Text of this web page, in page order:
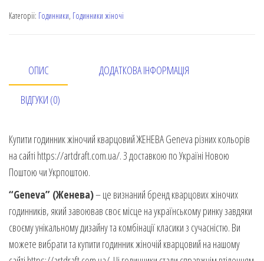
Категорії: Годинники, Годинники жіночі
ОПИС ДОДАТКОВА ІНФОРМАЦІЯ
ВІДГУКИ (0)
Купити годинник жіночий кварцовий ЖЕНЕВА Geneva різних кольорів
на сайті https://artdraft.com.ua/. З доставкою по Україні Новою
Поштою чи Укрпоштою.
“Geneva” (Женева)– це визнаний бренд кварцових жіночих
годинників, який завоював своє місце на українському ринку завдяки
своєму унікальному дизайну та комбінації класики з сучасністю. Ви
можете вибрати та купити годинник жіночій кварцовий на нашому